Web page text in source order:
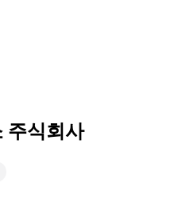
주식회사